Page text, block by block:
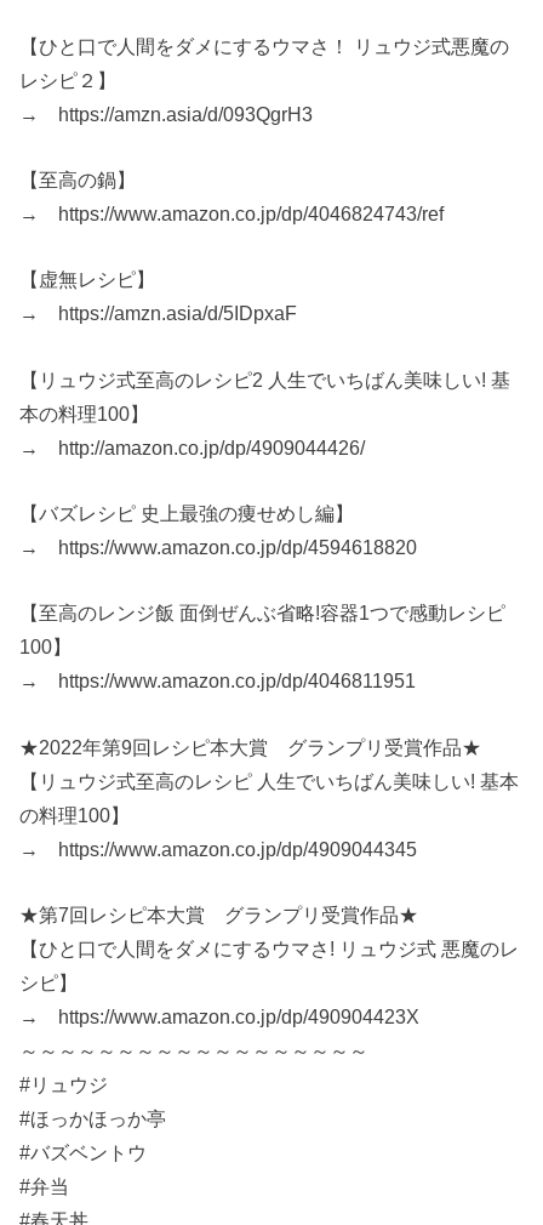
【ひと口で人間をダメにするウマさ！ リュウジ式悪魔の
レシピ２】
→ https://amzn.asia/d/093QgrH3
【至高の鍋】
→ https://www.amazon.co.jp/dp/4046824743/ref
【虚無レシピ】
→ https://amzn.asia/d/5IDpxaF
【リュウジ式至高のレシピ2 人生でいちばん美味しい! 基
本の料理100】
→ http://amazon.co.jp/dp/4909044426/
【バズレシピ 史上最強の痩せめし編】
→ https://www.amazon.co.jp/dp/4594618820
【至高のレンジ飯 面倒ぜんぶ省略!容器1つで感動レシピ
100】
→ https://www.amazon.co.jp/dp/4046811951
★2022年第9回レシピ本大賞 グランプリ受賞作品★
【リュウジ式至高のレシピ 人生でいちばん美味しい! 基本
の料理100】
→ https://www.amazon.co.jp/dp/4909044345
★第7回レシピ本大賞 グランプリ受賞作品★
【ひと口で人間をダメにするウマさ! リュウジ式 悪魔のレ
シピ】
→ https://www.amazon.co.jp/dp/490904423X
～～～～～～～～～～～～～～～～～～
#リュウジ
#ほっかほっか亭
#バズベントウ
#弁当
#春天丼